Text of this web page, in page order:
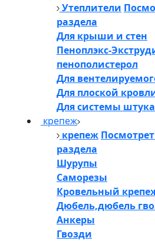
Утеплители
раздела
Для крыши и стен
Пеноплэкс-
пенополистерол
Для
Для плоской
Для системы
крепеж
крепеж
раздела
Шурупы
Саморезы
Кровельный
Дюбель,дюбель
Анкеры
Гвозди